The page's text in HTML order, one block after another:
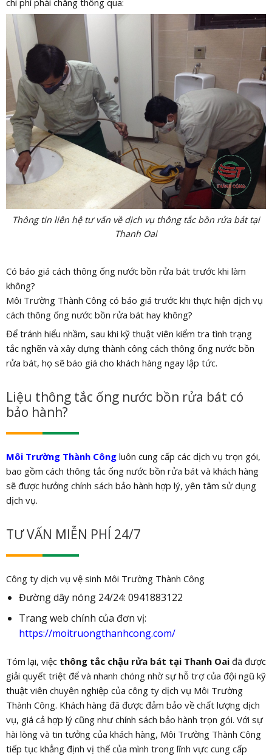
Thông tin liên hệ tư vấn về dịch vụ thông tắc bồn rửa bát tại
Thanh Oai
Có báo giá cách thông ống nước bồn rửa bát trước khi làm
không?
Môi Trường Thành Công có báo giá trước khi thực hiện dịch vụ
cách thông ống nước bồn rửa bát hay không?
Để tránh hiểu nhầm, sau khi kỹ thuật viên kiểm tra tình trạng
tắc nghẽn và xây dựng thành công cách thông ống nước bồn
rửa bát, họ sẽ báo giá cho khách hàng ngay lập tức.
Liệu thông tắc ống nước bồn rửa bát có
bảo hành?
Môi Trường Thành Côngluôn cung cấp các dịch vụ trọn gói,
bao gồm cách thông tắc ống nước bồn rửa bát và khách hàng
sẽ được hưởng chính sách bảo hành hợp lý, yên tâm sử dụng
dịch vụ.
TƯ VẤN MIỄN PHÍ 24/7
Công ty dịch vụ vệ sinh Môi Trường Thành Công
Đường dây nóng 24/24: 0941883122
Trang web chính của đơn vị:
https://moitruongthanhcong.com/
Tóm lại, việcthông tắc chậu rửa bát tại Thanh Oaiđã được
giải quyết triệt để và nhanh chóng nhờ sự hỗ trợ của đội ngũ kỹ
thuật viên chuyên nghiệp của công ty dịch vụ Môi Trường
Thành Công. Khách hàng đã được đảm bảo về chất lượng dịch
vụ, giá cả hợp lý cũng như chính sách bảo hành trọn gói. Với sự
hài lòng và tin tưởng của khách hàng, Môi Trường Thành Công
tiếp tục khẳng định vị thế của mình trong lĩnh vực cung cấp